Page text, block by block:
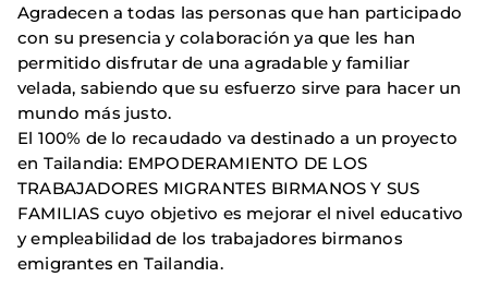
Agradecen a todas las personas que han participado
con su presencia y colaboración ya que les han
permitido disfrutar de una agradable y familiar
velada, sabiendo que su esfuerzo sirve para hacer un
mundo más justo.
El 100% de lo recaudado va destinado a un proyecto
en Tailandia: EMPODERAMIENTO DE LOS
TRABAJADORES MIGRANTES BIRMANOS Y SUS
FAMILIAS cuyo objetivo es mejorar el nivel educativo
y empleabilidad de los trabajadores birmanos
emigrantes en Tailandia.